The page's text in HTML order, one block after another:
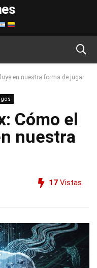
en nuestra forma de jugar
Cómo el
nuestra
17 Vistas